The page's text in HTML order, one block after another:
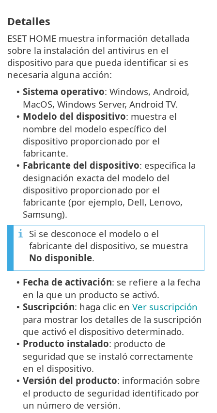
Detalles
ESET HOME muestra información detallada
sobre la instalación del antivirus en el
dispositivo para que pueda identificar si es
necesaria alguna acción:
• Sistema operativo: Windows, Android,
MacOS, Windows Server, Android TV.
• Modelo del dispositivo: muestra el
nombre del modelo específico del
dispositivo proporcionado por el
fabricante.
• Fabricante del dispositivo: especifica la
designación exacta del modelo del
dispositivo proporcionado por el
fabricante (por ejemplo, Dell, Lenovo,
Samsung).
Si se desconoce el modelo o el
fabricante del dispositivo, se muestra
No disponible.
• Fecha de activación: se refiere a la fecha
en la que un producto se activó.
• Suscripción: haga clic en Ver suscripción
para mostrar los detalles de la suscripción
que activó el dispositivo determinado.
• Producto instalado: producto de
seguridad que se instaló correctamente
en el dispositivo.
• Versión del producto: información sobre
el producto de seguridad identificado por
un número de versión.